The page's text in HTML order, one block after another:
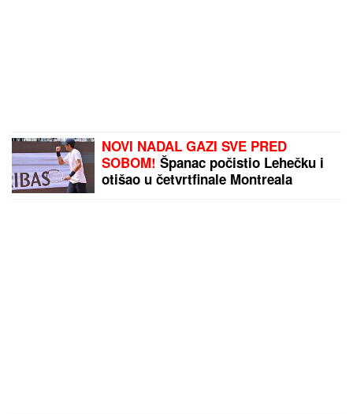
NOVI NADAL GAZI SVE PRED
SOBOM! Španac počistio Lehečku i
otišao u četvrtfinale Montreala